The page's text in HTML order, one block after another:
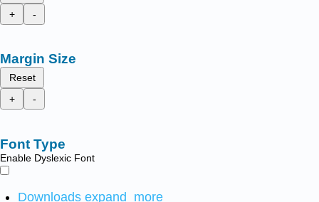
+
-
Margin Size
Reset
+
-
Font Type
Enable Dyslexic Font
Downloads expand_more